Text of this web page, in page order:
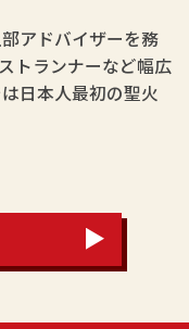
アドバイザーを務
トランナーなど幅広
日本人最初の聖火